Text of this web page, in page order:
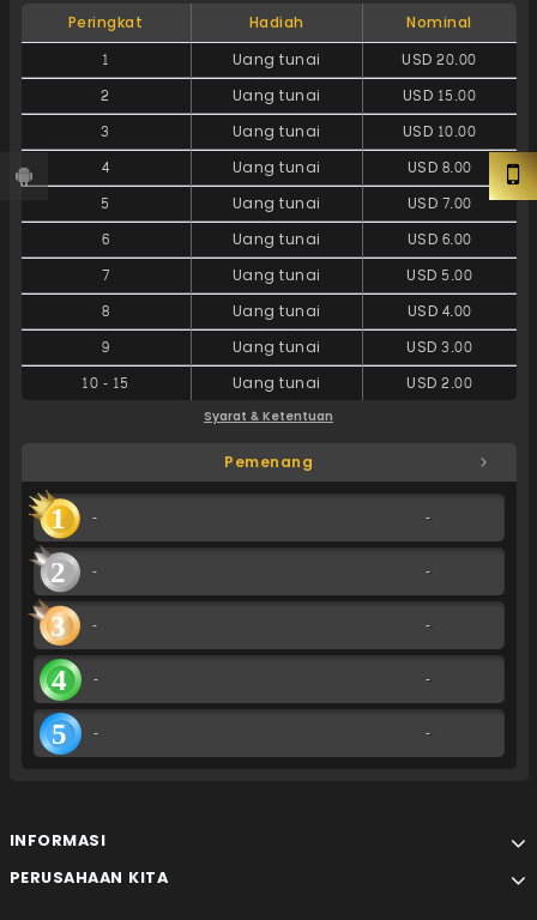
Peringkat Hadiah Nominal
1 Uang tunai
USD 20.00
2
Uang tunai
USD 15.00
3
Uang tunai
USD 10.00
4
Uang tunai
USD 8.00
5
Uang tunai
USD 7.00
6
Uang tunai
USD 6.00
7
Uang tunai
USD 5.00
8
Uang tunai
USD 4.00
9
Uang tunai
USD 3.00
10- 15 Uang tunai USD 2.00
Syarat & Ketentuan
Pemenang
1 - -
2 - -
3 - -
4 - -
5 - -
INFORMASI
PERUSAHAAN KITA